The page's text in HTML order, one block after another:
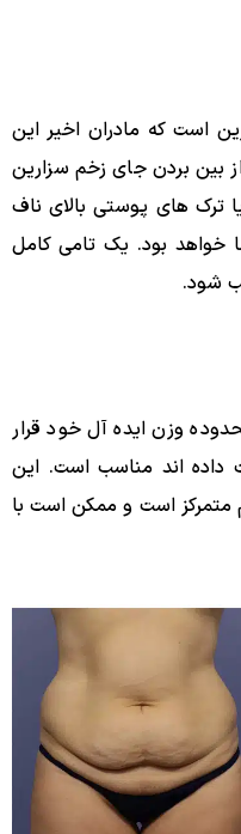
است که مادران اخیر این
بین بردن جای زخم سزارین
ترک های پوستی بالای ناف
خواهد بود. یک تامی کامل
شود.
وزن ایده آل خود قرار
داده اند مناسب است. این
است و ممکن است با